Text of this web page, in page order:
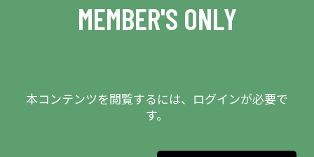
MEMBER'S ONLY
本コンテンツを閲覧するには、ログインが必要で
す。